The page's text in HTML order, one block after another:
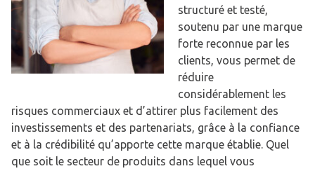
structuré et testé,
soutenu par une marque
forte reconnue par les
clients, vous permet de
réduire
considérablement les
risques commerciaux et d’attirer plus facilement des
investissements et des partenariats, grâce à la confiance
et à la crédibilité qu’apporte cette marque établie. Quel
que soit le secteur de produits dans lequel vous